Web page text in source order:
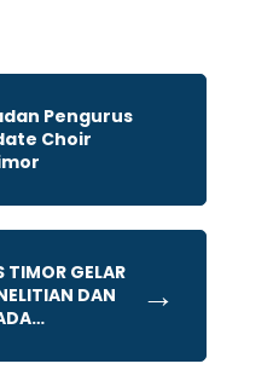
Pengurus
Choir
TIMOR GELAR
DAN
→